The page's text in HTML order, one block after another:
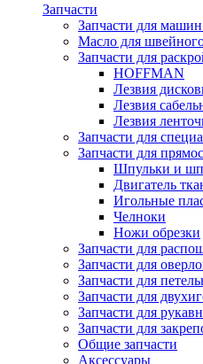
Запчасти
Запчасти для машин
Масло для
Запчасти для
HOFFMAN
Лезвия
Лезвия
Лезвия
Запчасти для
Запчасти для
Шпульки и
Двигатель
Игольные
Челноки
Ножи обрезки
Запчасти для
Запчасти для
Запчасти для
Запчасти для
Запчасти для
Запчасти для
Общие запчасти
Аксессуары